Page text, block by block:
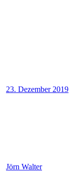
23. Dezember 2019
Jörn Walter